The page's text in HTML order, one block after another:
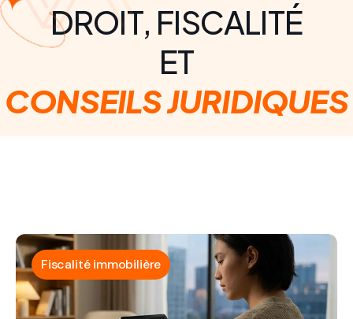
DROIT, FISCALITÉ
ET
CONSEILS JURIDIQUES
Fiscalité immobilière